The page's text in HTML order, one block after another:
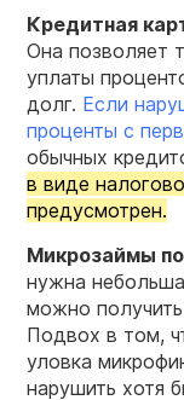
Кредитная
Она позволяет
уплаты
долг. Если
проценты с
обычных
в виде
предусмотрен.
Микрозаймы
нужна
можно
Подвох в том,
уловка
нарушить хотя